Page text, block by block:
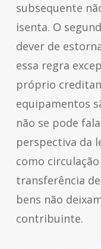
subsequente
isenta. O
dever de
essa regra
próprio
equipamentos
não se pode
perspectiva da
como
transferência
bens não
contribuinte.